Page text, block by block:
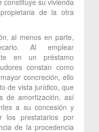
de la otra
al menos en parte,
Al emplear
en un préstamo
constan como
concreción, ello
de vista jurídico, que
de amortización, así
a su concesión y
los prestatarios por
de la procedencia